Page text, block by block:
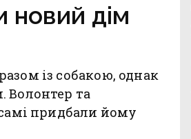
новий дім
із собакою, однак
Волонтер та
придбали йому